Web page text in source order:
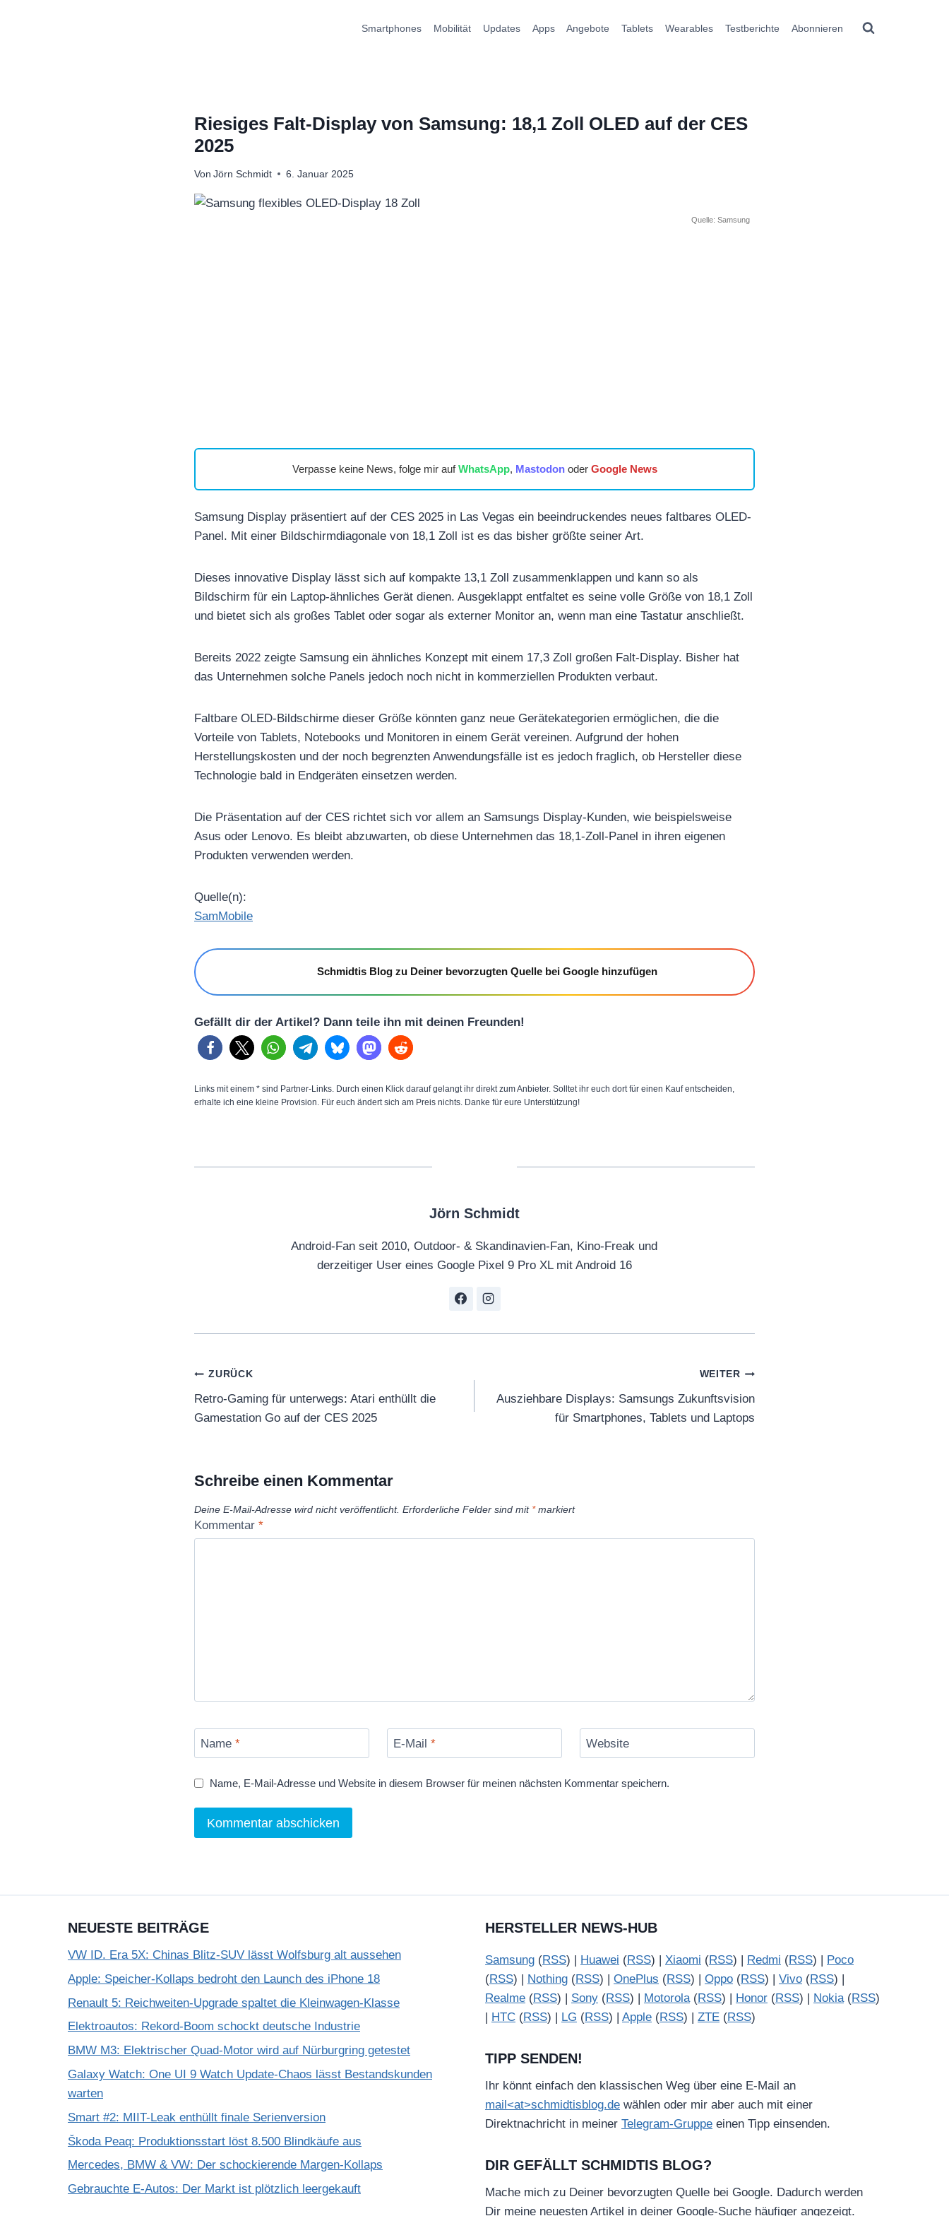
Smartphones Mobilität Updates Apps Angebote Tablets Wearables Testberichte Abonnieren
Riesiges Falt-Display von Samsung: 18,1 Zoll OLED auf der CES
2025
Von Jörn Schmidt 6. Januar 2025
Quelle: Samsung
Verpasse keine News, folge mir aufWhatsApp, Mastodonoder Google News
Samsung Display präsentiert auf der CES 2025 in Las Vegas ein beeindruckendes neues faltbares OLED-
Panel. Mit einer Bildschirmdiagonale von 18,1 Zoll ist es das bisher größte seiner Art.
Dieses innovative Display lässt sich auf kompakte 13,1 Zoll zusammenklappen und kann so als
Bildschirm für ein Laptop-ähnliches Gerät dienen. Ausgeklappt entfaltet es seine volle Größe von 18,1 Zoll
und bietet sich als großes Tablet oder sogar als externer Monitor an, wenn man eine Tastatur anschließt.
Bereits 2022 zeigte Samsung ein ähnliches Konzept mit einem 17,3 Zoll großen Falt-Display. Bisher hat
das Unternehmen solche Panels jedoch noch nicht in kommerziellen Produkten verbaut.
Faltbare OLED-Bildschirme dieser Größe könnten ganz neue Gerätekategorien ermöglichen, die die
Vorteile von Tablets, Notebooks und Monitoren in einem Gerät vereinen. Aufgrund der hohen
Herstellungskosten und der noch begrenzten Anwendungsfälle ist es jedoch fraglich, ob Hersteller diese
Technologie bald in Endgeräten einsetzen werden.
Die Präsentation auf der CES richtet sich vor allem an Samsungs Display-Kunden, wie beispielsweise
Asus oder Lenovo. Es bleibt abzuwarten, ob diese Unternehmen das 18,1-Zoll-Panel in ihren eigenen
Produkten verwenden werden.
Quelle(n):
SamMobile
Schmidtis Blog zu Deiner bevorzugten Quelle bei Google hinzufügen
Gefällt dir der Artikel? Dann teile ihn mit deinen Freunden!
Links mit einem * sind Partner-Links. Durch einen Klick darauf gelangt ihr direkt zum Anbieter. Solltet ihr euch dort für einen Kauf entscheiden,
erhalte ich eine kleine Provision. Für euch ändert sich am Preis nichts. Danke für eure Unterstützung!
Jörn Schmidt
Android-Fan seit 2010, Outdoor- & Skandinavien-Fan, Kino-Freak und
derzeitiger User eines Google Pixel 9 Pro XL mit Android 16
Beitragsnavigation
ZURÜCK
Retro-Gaming für unterwegs: Atari enthüllt die
Gamestation Go auf der CES 2025
WEITER
Ausziehbare Displays: Samsungs Zukunftsvision
für Smartphones, Tablets und Laptops
Schreibe einen Kommentar
Deine E-Mail-Adresse wird nicht veröffentlicht. Erforderliche Felder sind mit *markiert
Kommentar *
Name * E-Mail * Website
Name, E-Mail-Adresse und Website in diesem Browser für meinen nächsten Kommentar speichern.
NEUESTE BEITRÄGE
VW ID. Era 5X: Chinas Blitz-SUV lässt Wolfsburg alt aussehen
Apple: Speicher-Kollaps bedroht den Launch des iPhone 18
Renault 5: Reichweiten-Upgrade spaltet die Kleinwagen-Klasse
Elektroautos: Rekord-Boom schockt deutsche Industrie
BMW M3: Elektrischer Quad-Motor wird auf Nürburgring getestet
Galaxy Watch: One UI 9 Watch Update-Chaos lässt Bestandskunden
warten
Smart #2: MIIT-Leak enthüllt finale Serienversion
Škoda Peaq: Produktionsstart löst 8.500 Blindkäufe aus
Mercedes, BMW & VW: Der schockierende Margen-Kollaps
Gebrauchte E-Autos: Der Markt ist plötzlich leergekauft
HERSTELLER NEWS-HUB
Samsung (RSS) | Huawei (RSS) | Xiaomi (RSS) | Redmi (RSS) | Poco
(RSS) | Nothing (RSS) | OnePlus (RSS) | Oppo (RSS) | Vivo (RSS) |
Realme (RSS) | Sony (RSS) | Motorola(RSS) | Honor (RSS) | Nokia(RSS)
| HTC (RSS) | LG (RSS) | Apple (RSS) | ZTE (RSS)
TIPP SENDEN!
Ihr könnt einfach den klassischen Weg über eine E-Mail an
mail<at>schmidtisblog.de wählen oder mir aber auch mit einer
Direktnachricht in meiner Telegram-Gruppe einen Tipp einsenden.
DIR GEFÄLLT SCHMIDTIS BLOG?
Mache mich zu Deiner bevorzugten Quelle bei Google. Dadurch werden
Dir meine neuesten Artikel in deiner Google-Suche häufiger angezeigt.